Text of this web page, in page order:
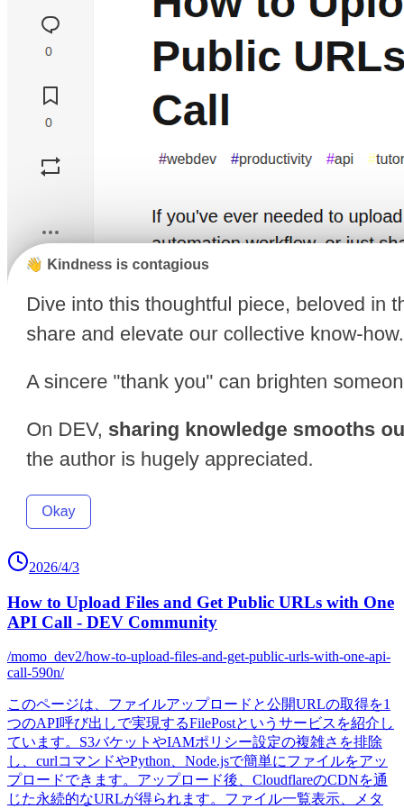
2026/4/3
How to Upload Files and Get Public URLs with One
API Call - DEV Community
/momo_dev2/how-to-upload-files-and-get-public-urls-with-one-api-
call-590n/
このページは、ファイルアップロードと公開URLの取得を1
つのAPI呼び出しで実現するFilePostというサービスを紹介し
ています。S3バケットやIAMポリシー設定の複雑さを排除
し、curlコマンドやPython、Node.jsで簡単にファイルをアッ
プロードできます。アップロード後、CloudflareのCDNを通
じた永続的なURLが得られます。ファイル一覧表示、メタ